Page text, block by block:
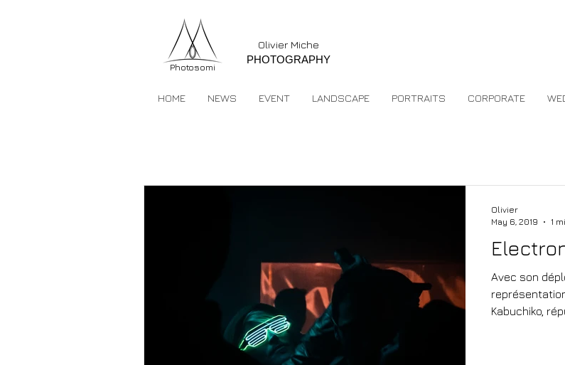
Olivier Miche
PHOTOGRAPHY
HOME NEWS EVENT LANDSCAPE PORTRAITS CORPORATE
Photosomi
Avec son
Kabuchiko,
Olivier
May 6, 2019
1